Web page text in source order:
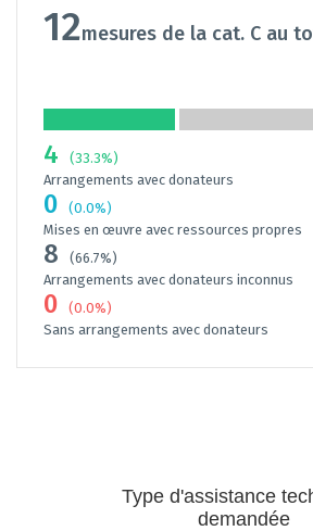
12mesures de la cat. C au
4
(33.3%)
Arrangements avec donateurs
0
(0.0%)
Mises en œuvre avec ressources propres
8
(66.7%)
Arrangements avec donateurs inconnus
0
(0.0%)
Sans arrangements avec donateurs
Type d'assistance
demandée